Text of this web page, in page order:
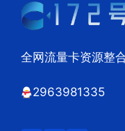
全网流量卡资源整
2963981335